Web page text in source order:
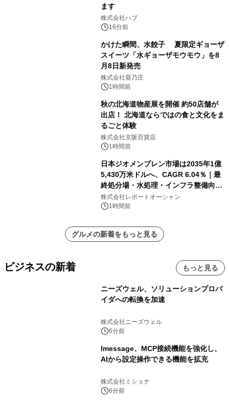
ます
株式会社ハブ
16分前
かけた瞬間、水餃子 夏限定ギョーザ
スイーツ「水ギョーザモウモウ」を8
月8日新発売
株式会社葵乃庄
1時間前
秋の北海道物産展を開催 約50店舗が
出店！ 北海道ならではの食と文化をま
るごと体験
株式会社京阪百貨店
1時間前
日本ジオメンブレン市場は2035年1億
5,430万米ドルへ、CAGR 6.04％｜最
終処分場・水処理・インフラ整備向け
需要拡大
株式会社レポートオーシャン
1時間前
グルメの新着をもっと見る
ビジネスの新着 もっと見る
ニーズウェル、ソリューションプロバ
イダへの転換を加速
株式会社ニーズウェル
6分前
lmessage、MCP接続機能を強化し、
AIから設定操作できる機能を拡充
株式会社ミショナ
6分前